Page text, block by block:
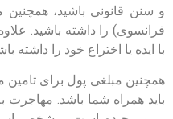
و سنن قانونی باشید،
فرانسوی) را داشته باشید.
با ایده یا اختراع خود را داشته
همچنین مبلغی پول برای تامین
باید همراه شما باشد. مهاجرت